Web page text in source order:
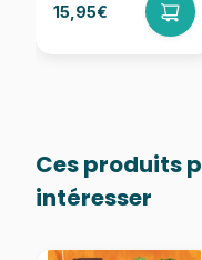
15,95€
Ces produits
intéresser